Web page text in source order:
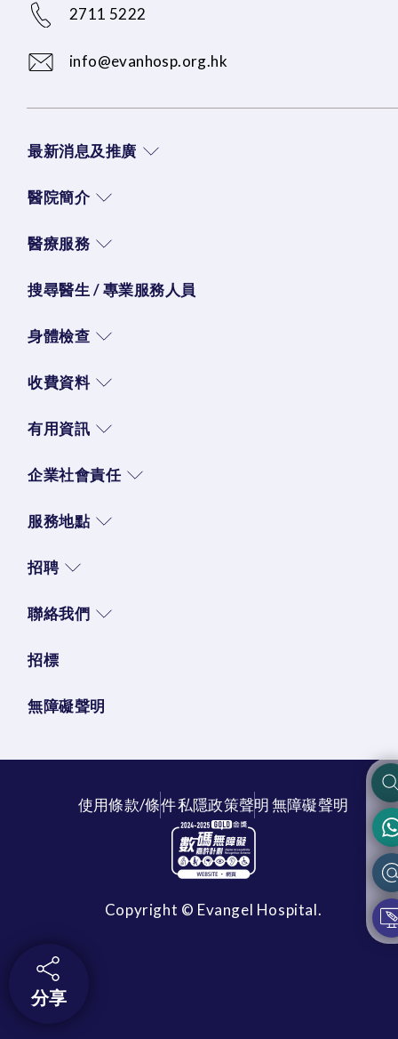
2711 5222
info@evanhosp.org.hk
最新消息及推廣
醫院簡介
醫療服務
搜尋醫生 / 專業服務人員
身體檢查
收費資料
有用資訊
企業社會責任
服務地點
招聘
聯絡我們
招標
無障礙聲明
使用條款/條件私隱政策聲明無障礙聲明
Copyright © Evangel Hospital.
分享